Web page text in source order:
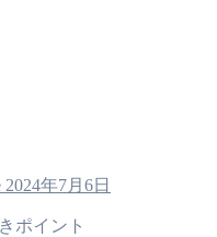
2024年7月6日
ポイント